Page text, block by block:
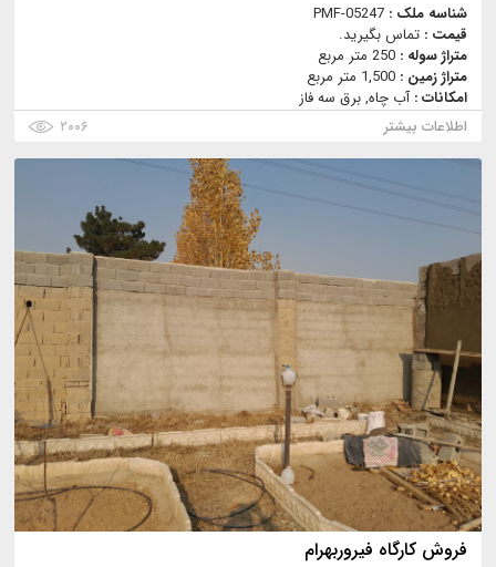
شناسه ملک : PMF-05247
قیمت : تماس بگیرید.
متراژ سوله : 250 متر مربع
متراژ زمین : 1,500 متر مربع
امکانات :آب چاه, برق سه فاز
اطلاعات بیشتر
۲۰۰۶
فروش کارگاه فیروربهرام